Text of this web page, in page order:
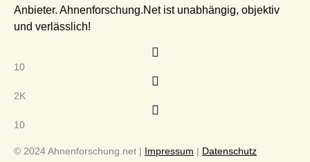
Anbieter. Ahnenforschung.Net ist unabhängig, objektiv
und verlässlich!
10
2K
10
© 2024 Ahnenforschung.net | Impressum | Datenschutz